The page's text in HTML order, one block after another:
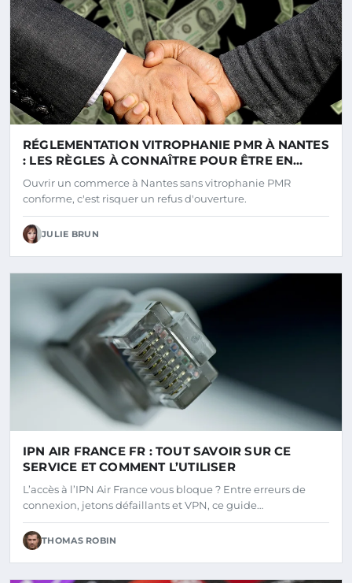
RÉGLEMENTATION VITROPHANIE PMR À NANTES
: LES RÈGLES À CONNAÎTRE POUR ÊTRE EN
CONFORMITÉ
Ouvrir un commerce à Nantes sans vitrophanie PMR
conforme, c'est risquer un refus d'ouverture.
JULIE BRUN
IPN AIR FRANCE FR : TOUT SAVOIR SUR CE
SERVICE ET COMMENT L’UTILISER
L’accès à l’IPN Air France vous bloque ? Entre erreurs de
connexion, jetons défaillants et VPN, ce guide…
THOMAS ROBIN